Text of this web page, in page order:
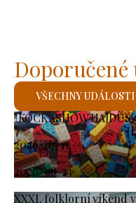
KOCKASHOW
2026-07-11
-
2026-08-23
XXXI. folklorní víkend
VŠECHNY UDÁLOSTI